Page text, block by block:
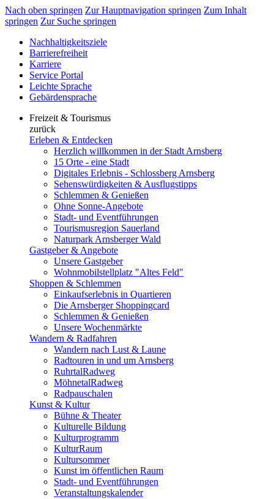
Nach oben springen Zur Hauptnavigation springen Zum Inhalt
springen Zur Suche springen
Nachhaltigkeitsziele
Barrierefreiheit
Karriere
Service Portal
Leichte Sprache
Gebärdensprache
Freizeit & Tourismus
zurück
Erleben & Entdecken
Herzlich willkommen in der Stadt Arnsberg
15 Orte - eine Stadt
Digitales Erlebnis - Schlossberg Arnsberg
Sehenswürdigkeiten & Ausflugstipps
Schlemmen & Genießen
Ohne Sonne-Angebote
Stadt- und Eventführungen
Tourismusregion Sauerland
Naturpark Arnsberger Wald
Gastgeber & Angebote
Unsere Gastgeber
Wohnmobilstellplatz "Altes Feld"
Shoppen & Schlemmen
Einkaufserlebnis in Quartieren
Die Arnsberger Shoppingcard
Schlemmen & Genießen
Unsere Wochenmärkte
Wandern & Radfahren
Wandern nach Lust & Laune
Radtouren in und um Arnsberg
RuhrtalRadweg
MöhnetalRadweg
Radpauschalen
Kunst & Kultur
Bühne & Theater
Kulturelle Bildung
Kulturprogramm
KulturRaum
Kultursommer
Kunst im öffentlichen Raum
Stadt- und Eventführungen
Veranstaltungskalender